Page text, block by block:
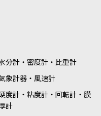
分計・密度計・比重計
象計器・風速計
度計・粘度計・回転計・膜
計